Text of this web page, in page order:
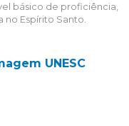
básico de proficiência,
Espírito Santo.
UNESC